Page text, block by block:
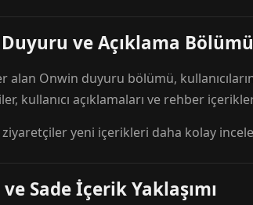
ve Açıklama Bölümü
alan Onwin duyuru bölümü,
kullanıcı açıklamaları ve rehber
ziyaretçiler yeni içerikleri daha kolay
Sade İçerik Yaklaşımı